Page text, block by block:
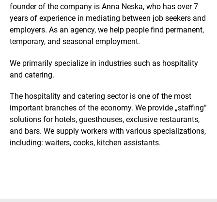
founder of the company is Anna Neska, who has over 7
years of experience in mediating between job seekers and
employers. As an agency, we help people find permanent,
temporary, and seasonal employment.
We primarily specialize in industries such as hospitality
and catering.
The hospitality and catering sector is one of the most
important branches of the economy. We provide „staffing”
solutions for hotels, guesthouses, exclusive restaurants,
and bars. We supply workers with various specializations,
including: waiters, cooks, kitchen assistants.